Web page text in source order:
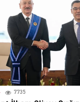
04.08.2026
Müharibə Rusiyanın
bükür
04.08.2026
7735